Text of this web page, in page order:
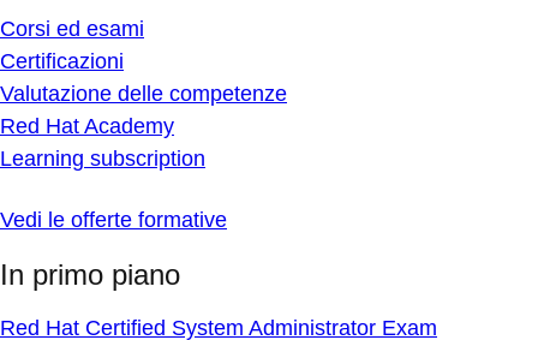
Corsi ed esami
Certificazioni
Valutazione delle competenze
Red Hat Academy
Learning subscription
Vedi le offerte formative
In primo piano
Red Hat Certified System Administrator Exam